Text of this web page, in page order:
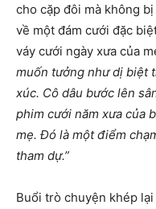
cho cặp đôi mà không
về một đám cưới đặc
váy cưới ngày xưa của
muốn tưởng như dị biệt
xúc. Cô dâu bước lên
phim cưới năm xưa của
mẹ. Đó là một điểm
tham dự.”
Buổi trò chuyện khép